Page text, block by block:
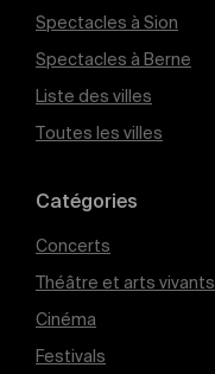
Spectacles à Sion
Spectacles à Berne
Liste des villes
Toutes les villes
Catégories
Concerts
Théâtre et arts vivants
Cinéma
Festivals